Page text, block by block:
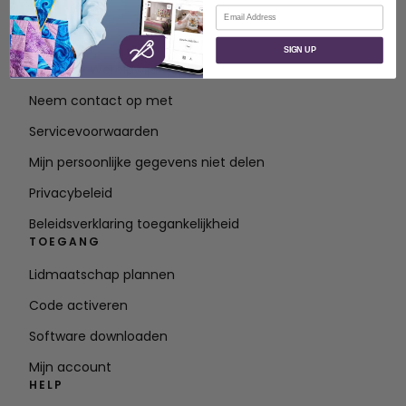
OVER
Over SVP Wereldwijd
Neem contact op met
Servicevoorwaarden
Mijn persoonlijke gegevens niet delen
Privacybeleid
Beleidsverklaring toegankelijkheid
TOEGANG
Lidmaatschap plannen
Code activeren
Software downloaden
Mijn account
HELP
E-mail
SIGN UP